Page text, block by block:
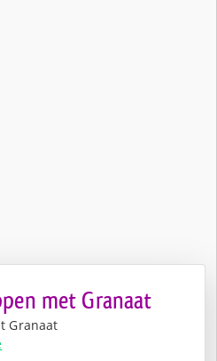
met Granaat
Granaat